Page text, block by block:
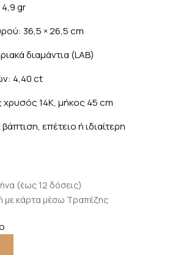
gr
36,5 × 26,5 cm
διαμάντια (LAB)
4,40 ct
14K, μήκος 45 cm
επέτειο ή ιδιαίτερη
(έως 12 δόσεις)
με κάρτα μέσω Τραπέζης